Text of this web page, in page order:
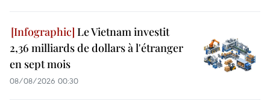
Le Vietnam investit
2,36 milliards de dollars à l'étranger
en sept mois
08/08/2026 00:30